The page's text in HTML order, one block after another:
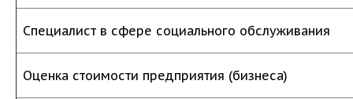
Специалист в сфере социального обслуживания
Оценка стоимости предприятия (бизнеса)